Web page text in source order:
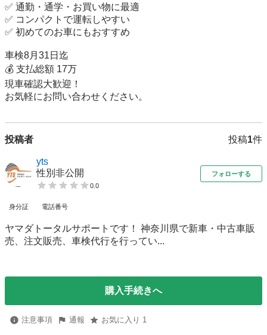
✅ 通勤・通学・お買い物に最適
✅ コンパクトで運転しやすい
✅ 初めてのお車にもおすすめ
車検8月31日迄
💰 支払総額 17万
現車確認大歓迎！
お気軽にお問い合わせください。
投稿者 投稿1件
yts
性別非公開
0.0
フォローする
身分証 電話番号
ヤマダトータルサポートです！ 神奈川県で新車・中古車販
売、注文販売、車検代行を行ってい...
購入手続きへ
注意事項 通報 お気に入り 1